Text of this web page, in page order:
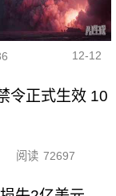
12-12
令正式生效 10
阅读 72697